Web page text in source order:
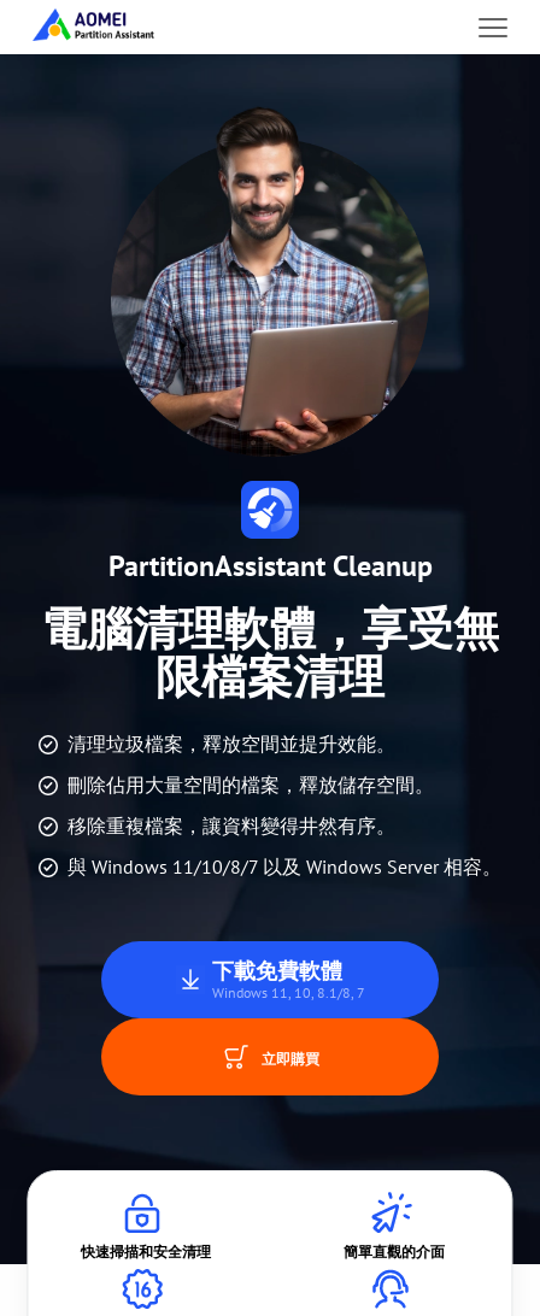
PartitionAssistant Cleanup
電腦清理軟體，享受無
限檔案清理
清理垃圾檔案，釋放空間並提升效能。
刪除佔用大量空間的檔案，釋放儲存空間。
移除重複檔案，讓資料變得井然有序。
與 Windows 11/10/8/7 以及 Windows Server 相容。
下載免費軟體
Windows 11, 10, 8.1/8, 7
立即購買
快速掃描和安全清理 簡單直觀的介面